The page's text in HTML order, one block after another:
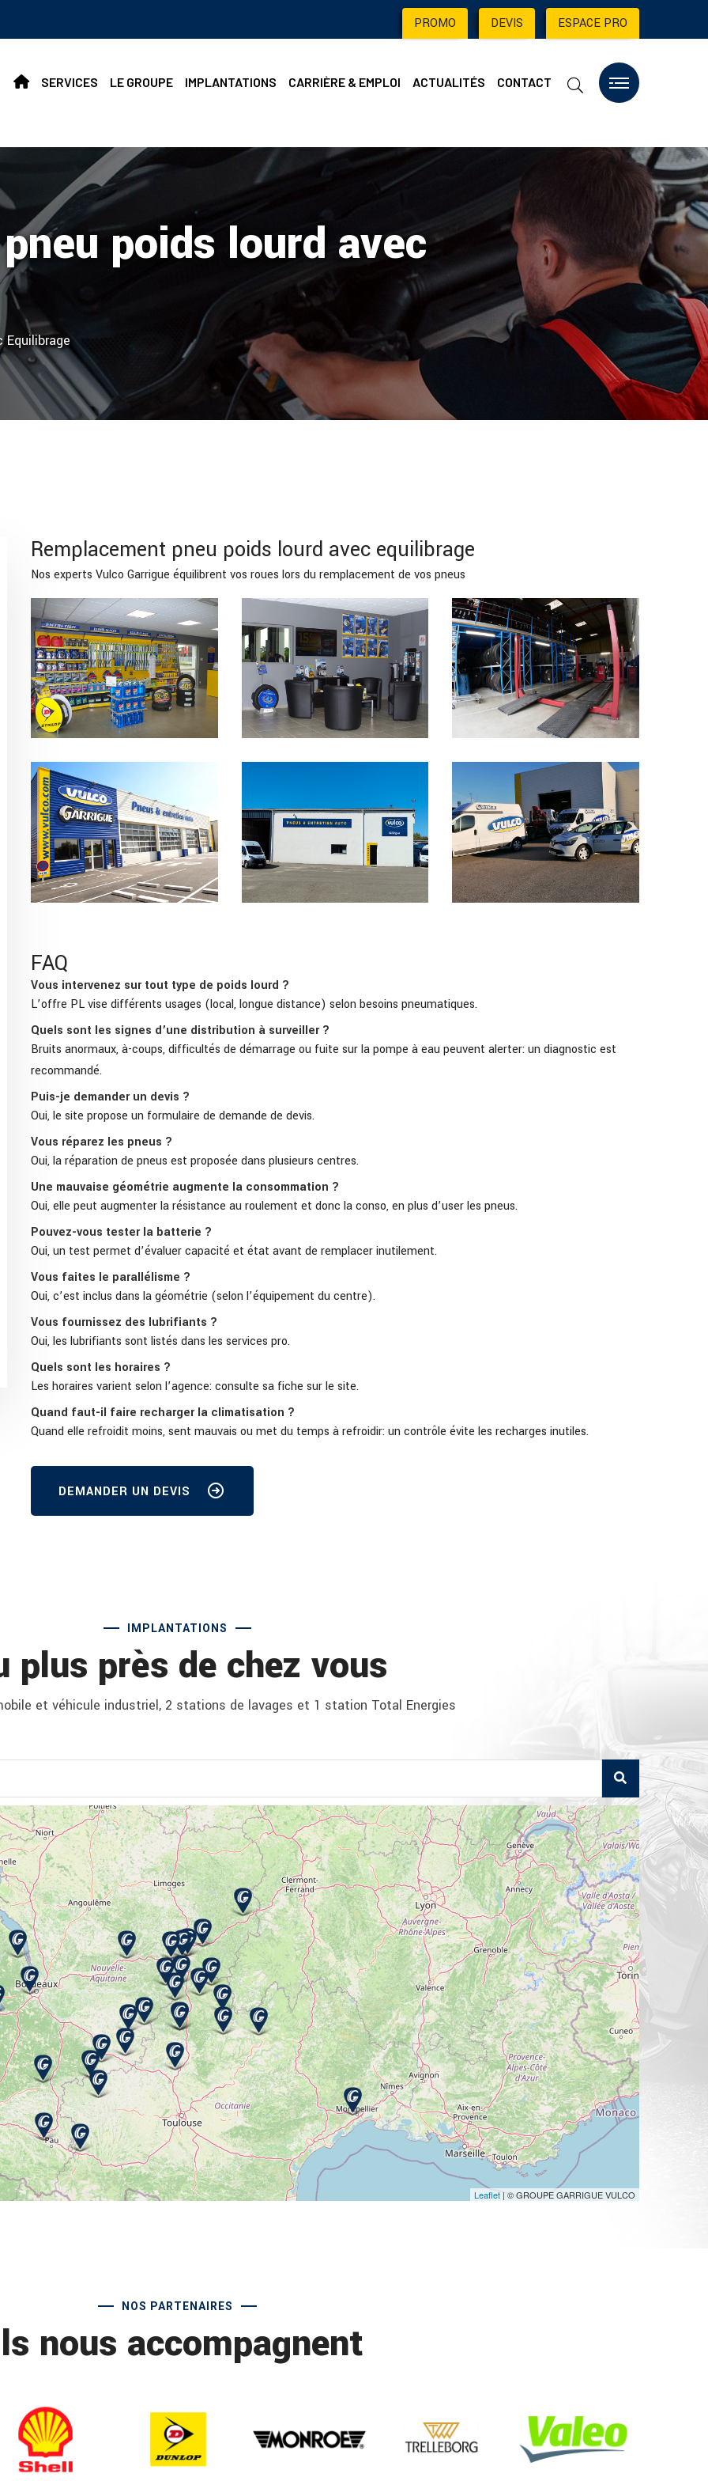
PROMO | DEVIS | ESPACE PRO
SERVICES LE GROUPE IMPLANTATIONS CARRIÈRE & EMPLOI ACTUALITÉS CONTACT
poids lourd avec
Equilibrage
Remplacement pneu poids lourd avec equilibrage
Nos experts Vulco Garrigue équilibrent vos roues lors du remplacement de vos pneus
FAQ
Vous intervenez sur tout type de poids lourd ?
L’offre PL vise différents usages (local, longue distance) selon besoins pneumatiques.
Quels sont les signes d’une distribution à surveiller ?
Bruits anormaux, à-coups, difficultés de démarrage ou fuite sur la pompe à eau peuvent alerter: un diagnostic est
recommandé.
Puis-je demander un devis ?
Oui, le site propose un formulaire de demande de devis.
Vous réparez les pneus ?
Oui, la réparation de pneus est proposée dans plusieurs centres.
Une mauvaise géométrie augmente la consommation ?
Oui, elle peut augmenter la résistance au roulement et donc la conso, en plus d’user les pneus.
Pouvez-vous tester la batterie ?
Oui, un test permet d’évaluer capacité et état avant de remplacer inutilement.
Vous faites le parallélisme ?
Oui, c’est inclus dans la géométrie (selon l’équipement du centre).
Vous fournissez des lubrifiants ?
Oui, les lubrifiants sont listés dans les services pro.
Quels sont les horaires ?
Les horaires varient selon l’agence: consulte sa fiche sur le site.
Quand faut-il faire recharger la climatisation ?
Quand elle refroidit moins, sent mauvais ou met du temps à refroidir: un contrôle évite les recharges inutiles.
DEMANDER UN DEVIS
IMPLANTATIONS
plus près de chez vous
et véhicule industriel, 2 stations de lavages et 1 station Total Energies
Leaflet | © GROUPE GARRIGUE VULCO
NOS PARTENAIRES
nous accompagnent